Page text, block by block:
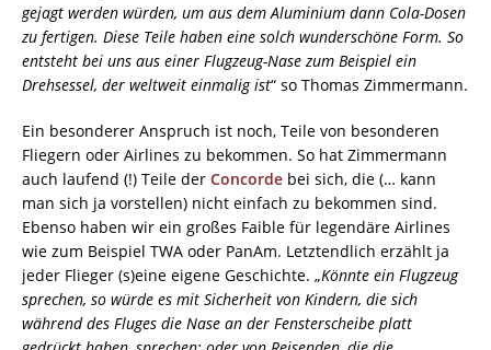
gejagt werden würden, um aus dem Aluminium dann Cola-Dosen
zu fertigen. Diese Teile haben eine solch wunderschöne Form. So
entsteht bei uns aus einer Flugzeug-Nase zum Beispiel ein
Drehsessel, der weltweit einmalig ist“ so Thomas Zimmermann.
Ein besonderer Anspruch ist noch, Teile von besonderen
Fliegern oder Airlines zu bekommen. So hat Zimmermann
auch laufend (!) Teile der Concorde bei sich, die (… kann
man sich ja vorstellen) nicht einfach zu bekommen sind.
Ebenso haben wir ein großes Faible für legendäre Airlines
wie zum Beispiel TWA oder PanAm. Letztendlich erzählt ja
jeder Flieger (s)eine eigene Geschichte. „Könnte ein Flugzeug
sprechen, so würde es mit Sicherheit von Kindern, die sich
während des Fluges die Nase an der Fensterscheibe platt